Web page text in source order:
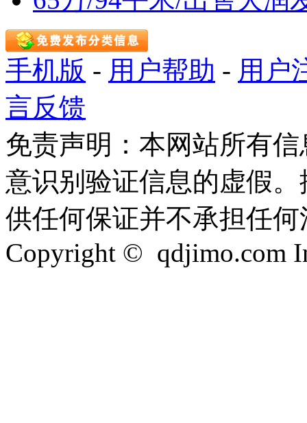
手机版 - 用户帮助 - 用户
言反馈
免责声明：本网站所有
意识别验证信息的虚假
供任何保证并不承担任
Copyright © qdjimo.com